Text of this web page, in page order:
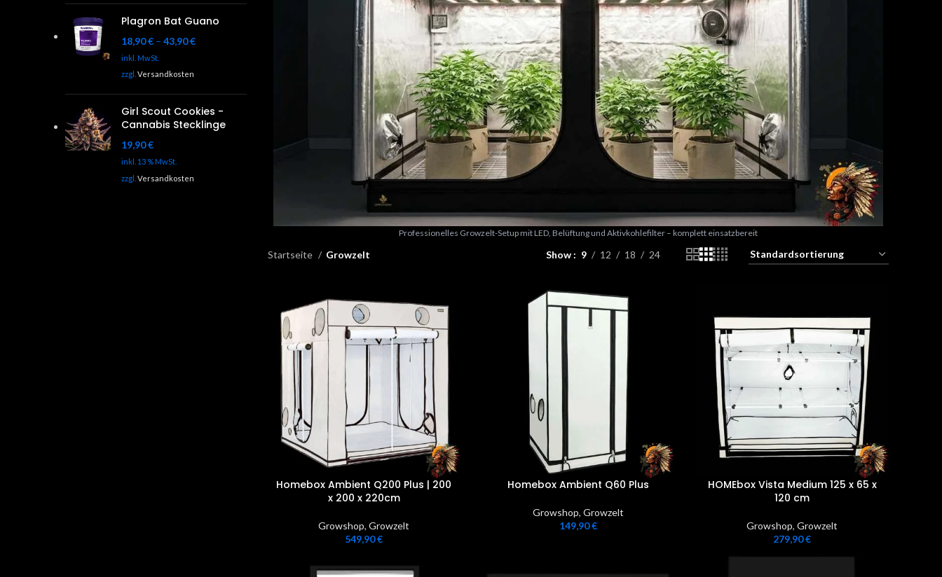
Plagron Bat Guano
18,90€ – 43,90€
inkl. MwSt.
zzgl. Versandkosten
Girl Scout Cookies -
Cannabis Stecklinge
19,90€
inkl. 13 % MwSt.
zzgl. Versandkosten
Professionelles Growzelt-Setup mit LED, Belüftung und Aktivkohlefilter – komplett einsatzbereit
Startseite Growzelt Show 9 12 18 24
Homebox Ambient Q200 Plus | 200
x 200 x 220cm
Growshop,Growzelt
549,90€
Homebox Ambient Q60 Plus
Growshop, Growzelt
149,90€
HOMEbox Vista Medium 125 x 65 x
120 cm
Growshop,Growzelt
279,90€